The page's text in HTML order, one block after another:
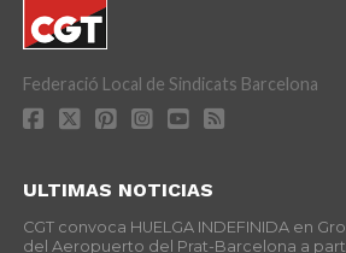
Federació Local de Sindicats Barcelona
ULTIMAS NOTICIAS
CGT convoca HUELGA INDEFINIDA en
del Aeropuerto del Prat-Barcelona a